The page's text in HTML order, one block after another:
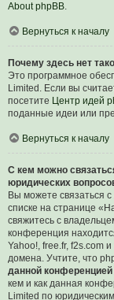
About phpBB.
Вернуться к началу
Почему здесь нет
Это программное
Limited. Если вы
посетите Центр идей
поданные идеи или
Вернуться к началу
С кем можно
юридических
Вы можете связаться
списке на странице
свяжитесь с
конференция
Yahoo!, free.fr, f2s.com
домена. Учтите, что
данной конференцией
кем и как данная
Limited по